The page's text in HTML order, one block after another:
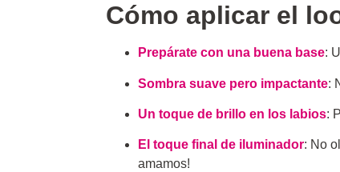
Cómo aplicar el
Prepárate con una buena base:
Sombra suave pero impactante:
Un toque de brillo en los labios:
El toque final de iluminador: No
amamos!